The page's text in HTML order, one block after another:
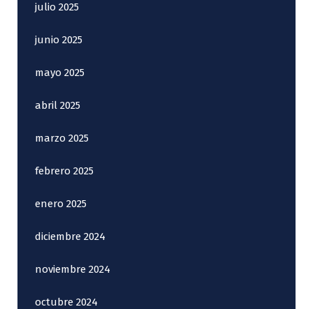
julio 2025
junio 2025
mayo 2025
abril 2025
marzo 2025
febrero 2025
enero 2025
diciembre 2024
noviembre 2024
octubre 2024